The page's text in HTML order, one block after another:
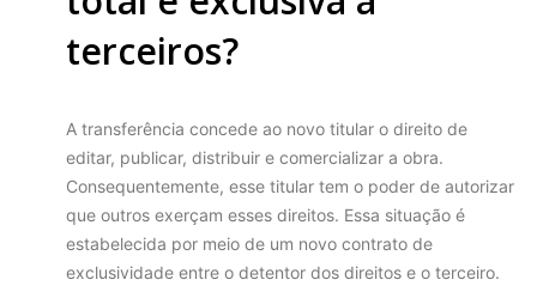
terceiros?
A transferência concede ao novo titular o direito de
editar, publicar, distribuir e comercializar a obra.
Consequentemente, esse titular tem o poder de autorizar
que outros exerçam esses direitos. Essa situação é
estabelecida por meio de um novo contrato de
exclusividade entre o detentor dos direitos e o terceiro.